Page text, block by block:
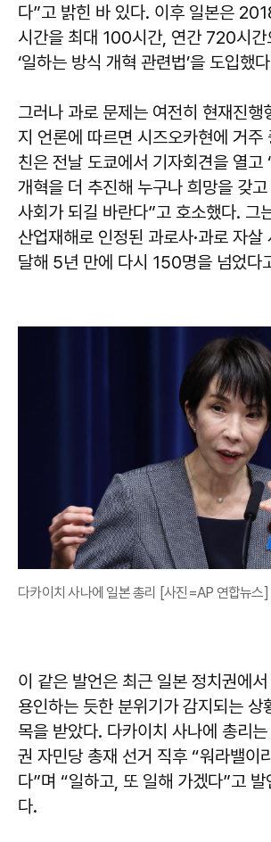
다”고 밝힌 바 있다. 이후 일본은
시간을 최대 100시간, 연간 720시간
‘일하는 방식 개혁 관련법’을 도입했
그러나 과로 문제는 여전히 현재진
지 언론에 따르면 시즈오카현에 거주
친은 전날 도쿄에서 기자회견을 열고
개혁을 더 추진해 누구나 희망을 갖
사회가 되길 바란다”고 호소했다.
산업재해로 인정된 과로사·과로 자살
달해 5년 만에 다시 150명을 넘었다
다카이치 사나에 일본 총리 [사진=AP 연합뉴스]
이 같은 발언은 최근 일본 정치권에
용인하는 듯한 분위기가 감지되는 상
목을 받았다. 다카이치 사나에 총리
권 자민당 총재 선거 직후 “워라밸이
다”며 “일하고, 또 일해 가겠다”고
다.